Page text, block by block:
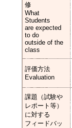
修
What
Students
are expected
to do
outside of the
class
評価方法
Evaluation
課題（試験や
レポート等）
に対する
フィードバッ